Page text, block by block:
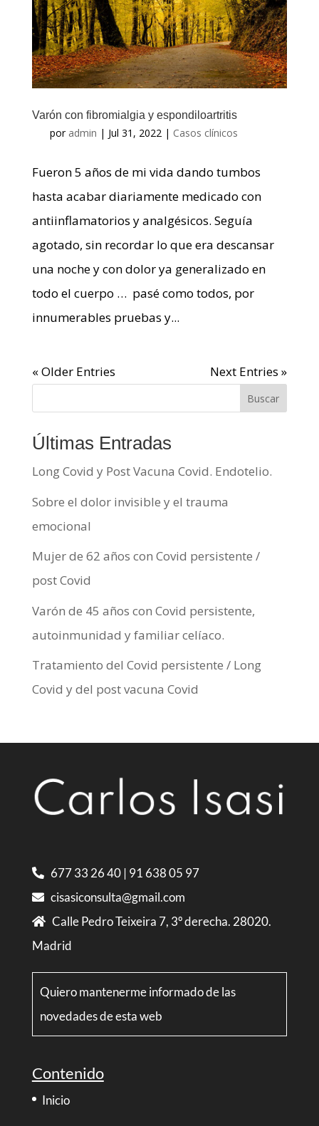
Varón con fibromialgia y espondiloartritis
por admin | Jul 31, 2022| Casos clínicos
Fueron 5 años de mi vida dando tumbos
hasta acabar diariamente medicado con
antiinflamatorios y analgésicos. Seguía
agotado, sin recordar lo que era descansar
una noche y con dolor ya generalizado en
todo el cuerpo … pasé como todos, por
innumerables pruebas y...
« Older Entries Next Entries »
Buscar
Últimas Entradas
Long Covid y Post Vacuna Covid. Endotelio.
Sobre el dolor invisible y el trauma
emocional
Mujer de 62 años con Covid persistente /
post Covid
Varón de 45 años con Covid persistente,
autoinmunidad y familiar celíaco.
Tratamiento del Covid persistente / Long
Covid y del post vacuna Covid
677 33 26 40| 91 638 05 97
cisasiconsulta@gmail.com
Calle Pedro Teixeira 7, 3º derecha. 28020.
Madrid
Quiero mantenerme informado de las
novedades de esta web
Contenido
Inicio